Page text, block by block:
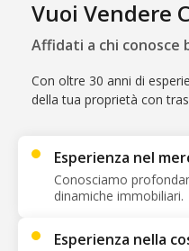
Vuoi Vendere
Affidati a chi conosce
Con oltre 30 anni di
della tua proprietà con
Esperienza nel
Conosciamo
dinamiche immobiliari.
Esperienza nella